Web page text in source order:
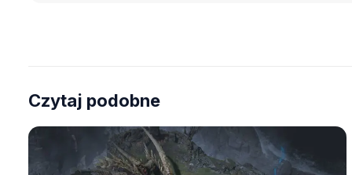
Czytaj podobne